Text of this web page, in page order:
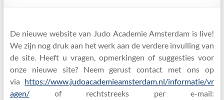
De nieuwe website van Judo Academie Amsterdam is live!
We zijn nog druk aan het werk aan de verdere invulling van
de site. Heeft u vragen, opmerkingen of suggesties voor
onze nieuwe site? Neem gerust contact met ons op
via https://www.judoacademieamsterdam.nl/informatie/vr
agen/of rechtstreeks per e-mail: